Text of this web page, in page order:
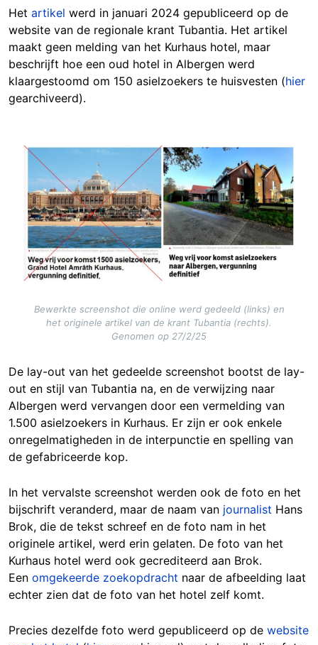
Het artikel werd in januari 2024 gepubliceerd op de
website van de regionale krant Tubantia. Het artikel
maakt geen melding van het Kurhaus hotel, maar
beschrijft hoe een oud hotel in Albergen werd
klaargestoomd om 150 asielzoekers te huisvesten (hier
gearchiveerd).
Image
Bewerkte screenshot die online werd gedeeld (links) en
het originele artikel van de krant Tubantia (rechts).
Genomen op 27/2/25
De lay-out van het gedeelde screenshot bootst de lay-
out en stijl van Tubantia na, en de verwijzing naar
Albergen werd vervangen door een vermelding van
1.500 asielzoekers in Kurhaus. Er zijn er ook enkele
onregelmatigheden in de interpunctie en spelling van
de gefabriceerde kop.
In het vervalste screenshot werden ook de foto en het
bijschrift veranderd, maar de naam van journalist Hans
Brok, die de tekst schreef en de foto nam in het
originele artikel, werd erin gelaten. De foto van het
Kurhaus hotel werd ook gecrediteerd aan Brok.
Een omgekeerde zoekopdracht naar de afbeelding laat
echter zien dat de foto van het hotel zelf komt.
Precies dezelfde foto werd gepubliceerd op de website